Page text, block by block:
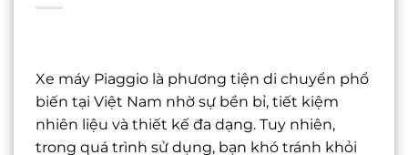
Xe máy Piaggio là phương tiện di chuyển phổ
biến tại Việt Nam nhờ sự bền bỉ, tiết kiệm
nhiên liệu và thiết kế đa dạng. Tuy nhiên,
trong quá trình sử dụng, bạn khó tránh khỏi